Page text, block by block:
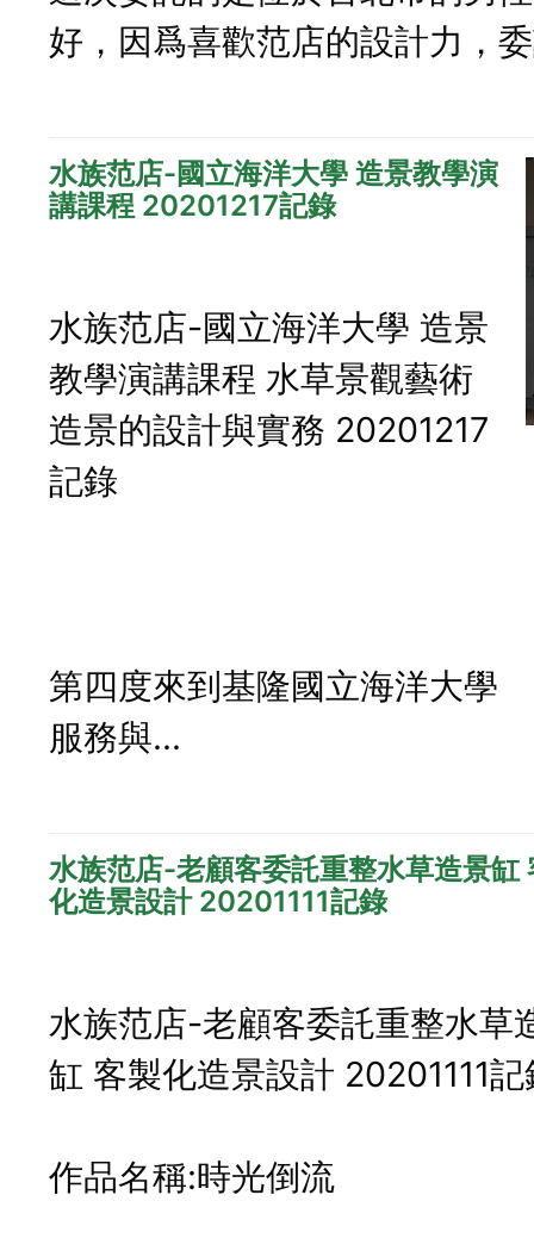
好，因爲喜歡范店的設計力，
水族范店-國立海洋大學 造景教學演
講課程 20201217記錄
水族范店-國立海洋大學 造景
教學演講課程 水草景觀藝術
造景的設計與實務 20201217
記錄
第四度來到基隆國立海洋大學
服務與...
水族范店-老顧客委託重整水草造景缸
化造景設計 20201111記錄
水族范店-老顧客委託重整水草
缸 客製化造景設計 20201111記
作品名稱:時光倒流